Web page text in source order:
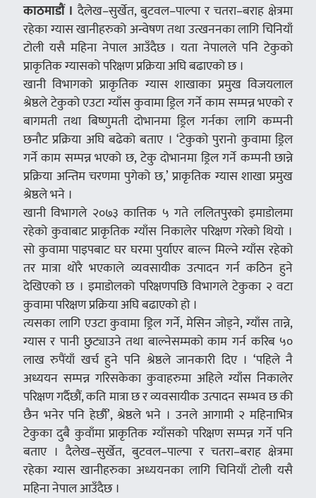
काठमाडौं । दैलेख–सुर्खेत, बुटवल–पाल्पा र चतरा–बराह क्षेत्रमा
रहेका ग्यास खानीहरुको अन्वेषण तथा उत्खननका लागि चिनियाँ
टोली यसै महिना नेपाल आउँदैछ । यता नेपालले पनि टेकुको
प्राकृतिक ग्यासको परिक्षण प्रक्रिया अघि बढाएको छ ।
खानी विभागको प्राकृतिक ग्यास शाखाका प्रमुख विजयलाल
श्रेष्ठले टेकुको एउटा ग्याँस कुवामा ड्रिल गर्ने काम सम्पन्न भएको र
बागमती तथा बिष्णुमती दोभानमा ड्रिल गर्नका लागि कम्पनी
छनौट प्रक्रिया अघि बढेको बताए । ‘टेकुको पुरानो कुवामा ड्रिल
गर्ने काम सम्पन्न भएको छ, टेकु दोभानमा ड्रिल गर्ने कम्पनी छान्ने
प्रक्रिया अन्तिम चरणमा पुगेको छ,’ प्राकृतिक ग्यास शाखा प्रमुख
श्रेष्ठले भने ।
खानी विभागले २०७३ कात्तिक ५ गते ललितपुरको इमाडोलमा
रहेको कुवाबाट प्राकृतिक ग्याँस निकालेर परिक्षण गरेको थियो ।
सो कुवामा पाइपबाट घर घरमा पुर्याएर बाल्न मिल्ने ग्याँस रहेको
तर मात्रा थोरै भएकाले व्यवसायीक उत्पादन गर्न कठिन हुने
देखिएको छ । इमाडोलको परिक्षणपछि विभागले टेकुका २ वटा
कुवामा परिक्षण प्रक्रिया अघि बढाएको हो ।
त्यसका लागि एउटा कुवामा ड्रिल गर्ने, मेसिन जोड्ने, ग्याँस तान्ने,
ग्यास र पानी छुट्याउने तथा बाल्नेसम्मको काम गर्न करिब ५०
लाख रुपैंयाँ खर्च हुने पनि श्रेष्ठले जानकारी दिए । ‘पहिले नै
अध्ययन सम्पन्न गरिसकेका कुवाहरुमा अहिले ग्याँस निकालेर
परिक्षण गर्दैछौं, कति मात्रा छ र व्यवसायीक उत्पादन सम्भव छ की
छैन भनेर पनि हेर्छाै’, श्रेष्ठले भने । उनले आगामी २ महिनाभित्र
टेकुका दुबै कुवाँमा प्राकृतिक ग्याँसको परिक्षण सम्पन्न गर्ने पनि
बताए । दैलेख–सुर्खेत, बुटवल–पाल्पा र चतरा–बराह क्षेत्रमा
रहेका ग्यास खानीहरुका अध्ययनका लागि चिनियाँ टोली यसै
महिना नेपाल आउँदैछ ।